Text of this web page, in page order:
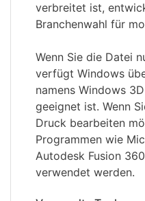
verbreitet ist,
Branchenwahl für
Wenn Sie die Datei
verfügt Windows
namens Windows
geeignet ist. Wenn
Druck bearbeiten
Programmen wie
Autodesk Fusion
verwendet werden.